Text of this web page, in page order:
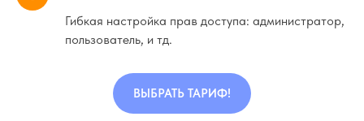
Гибкая настройка прав доступа: администратор,
пользователь, и тд.
ВЫБРАТЬ ТАРИФ!